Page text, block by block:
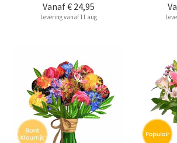
Vanaf€ 24,95
Levering vanaf 11 aug